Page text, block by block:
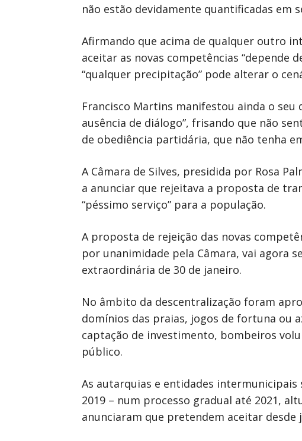
não estão devidamente quantificadas em
Afirmando que acima de qualquer outro
aceitar as novas competências “depende
“qualquer precipitação” pode alterar o
Francisco Martins manifestou ainda o
ausência de diálogo”, frisando que não
de obediência partidária, que não tenha
A Câmara de Silves, presidida por Rosa
a anunciar que rejeitava a proposta de
“péssimo serviço” para a população.
A proposta de rejeição das novas
por unanimidade pela Câmara, vai agora
extraordinária de 30 de janeiro.
No âmbito da descentralização foram
domínios das praias, jogos de fortuna ou
captação de investimento, bombeiros
público.
As autarquias e entidades
2019 – num processo gradual até 2021,
anunciaram que pretendem aceitar desde